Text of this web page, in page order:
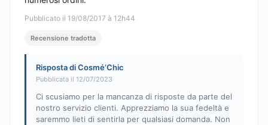
Pubblicato il 19/08/2017 à 12h44
Recensione tradotta
Risposta di Cosmé’Chic
Pubblicata il 12/07/2023
Ci scusiamo per la mancanza di risposte da parte del
nostro servizio clienti. Apprezziamo la sua fedeltà e
saremmo lieti di sentirla per qualsiasi domanda. Non